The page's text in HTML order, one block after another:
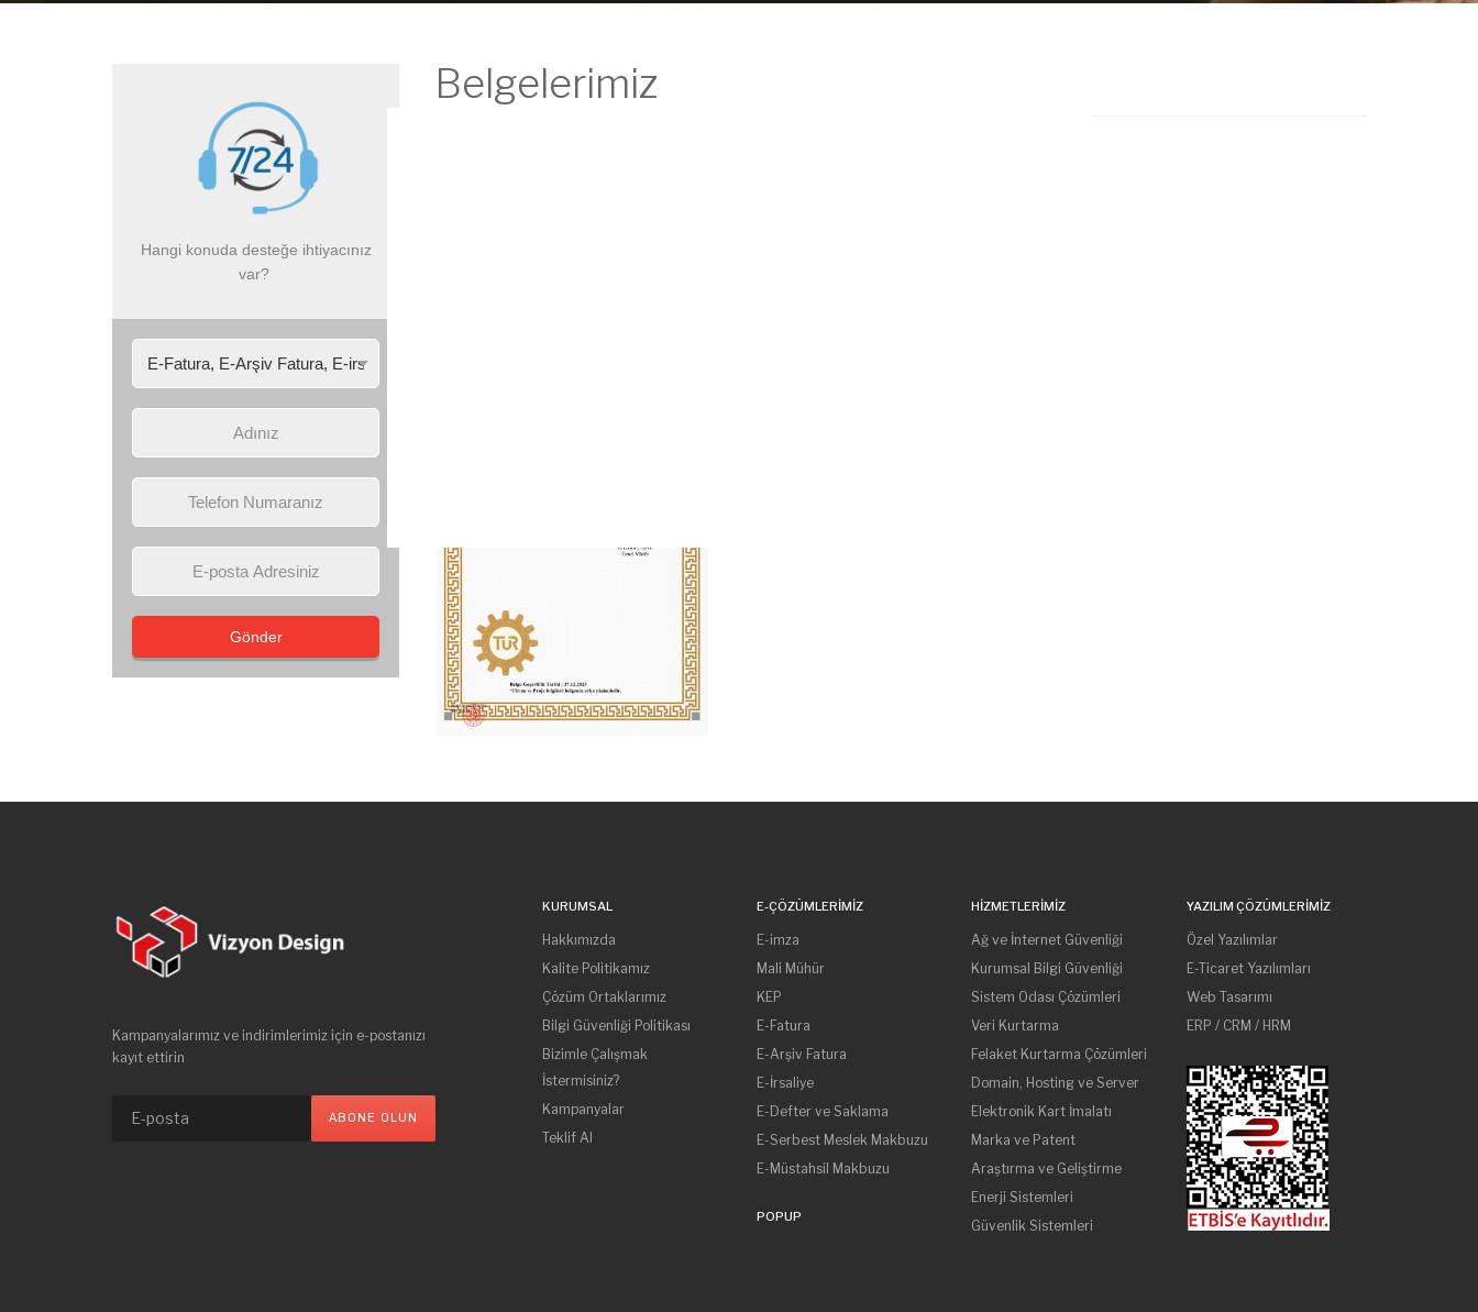
Belgelerimiz
Hangi konuda desteğe ihtiyacınız
var?
Gönder
Kampanyalarımız ve indirimlerimiz için e-postanızı
kayıt ettirin
KURUMSAL
Hakkımızda
Kalite Politikamız
Çözüm Ortaklarımız
Bilgi Güvenliği Politikası
Bizimle Çalışmak
İstermisiniz?
Kampanyalar
Teklif Al
E-ÇÖZÜMLERIMIZ
E-imza
Mali Mühür
KEP
E-Fatura
E-Arşiv Fatura
E-İrsaliye
E-Defter ve Saklama
E-Serbest Meslek Makbuzu
E-Müstahsil Makbuzu
POPUP
HIZMETLERIMIZ
Ağ ve İnternet Güvenliği
Kurumsal Bilgi Güvenliği
Sistem Odası Çözümleri
Veri Kurtarma
Felaket Kurtarma Çözümleri
Domain, Hosting ve Server
Elektronik Kart İmalatı
Marka ve Patent
Araştırma ve Geliştirme
Enerji Sistemleri
Güvenlik Sistemleri
YAZILIM ÇÖZÜMLERIMIZ
Özel Yazılımlar
E-Ticaret Yazılımları
Web Tasarımı
ERP / CRM / HRM